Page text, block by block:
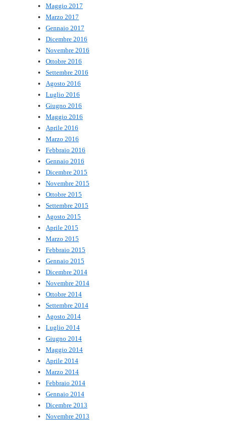
Maggio 2017
Marzo 2017
Gennaio 2017
Dicembre 2016
Novembre 2016
Ottobre 2016
Settembre 2016
Agosto 2016
Luglio 2016
Giugno 2016
Maggio 2016
Aprile 2016
Marzo 2016
Febbraio 2016
Gennaio 2016
Dicembre 2015
Novembre 2015
Ottobre 2015
Settembre 2015
Agosto 2015
Aprile 2015
Marzo 2015
Febbraio 2015
Gennaio 2015
Dicembre 2014
Novembre 2014
Ottobre 2014
Settembre 2014
Agosto 2014
Luglio 2014
Giugno 2014
Maggio 2014
Aprile 2014
Marzo 2014
Febbraio 2014
Gennaio 2014
Dicembre 2013
Novembre 2013